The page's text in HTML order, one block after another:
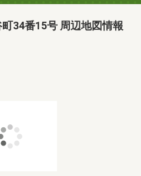
34番15号 周辺地図情報